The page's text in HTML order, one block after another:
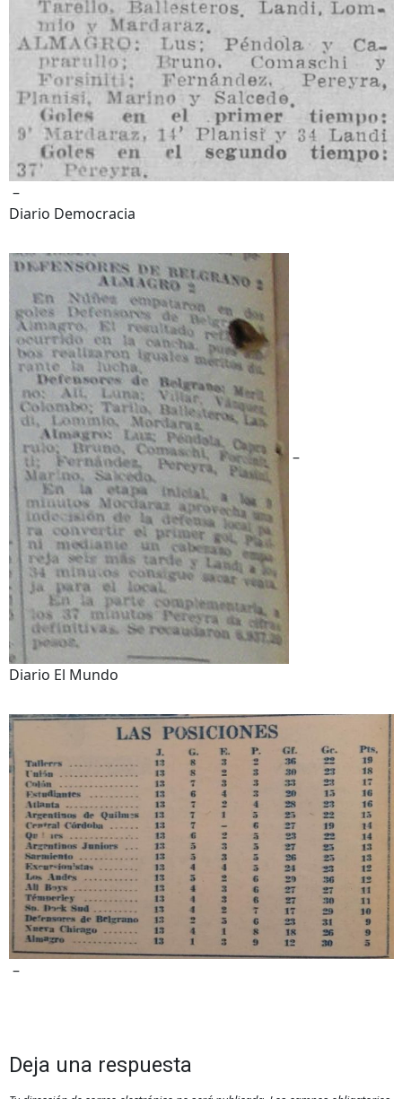
–
Diario Democracia
–
Diario El Mundo
–
Deja una respuesta